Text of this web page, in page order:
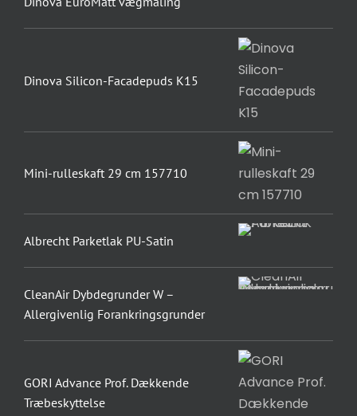
Dinova Silicon-Facadepuds K15
Mini-rulleskaft 29 cm 157710
Albrecht Parketlak PU-Satin
CleanAir Dybdegrunder W –
Allergivenlig Forankringsgrunder
GORI Advance Prof. Dækkende
Træbeskyttelse